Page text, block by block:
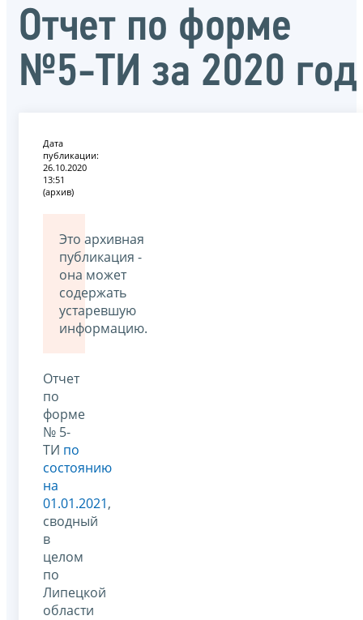
Отчет по форме
№5-ТИ за 2020 год
Дата
публикации:
26.10.2020
13:51
(архив)
Это архивная
публикация -
она может
содержать
устаревшую
информацию.
Отчет
по
форме
№ 5-
ТИ по
состоянию
на
01.01.2021,
сводный
в
целом
по
Липецкой
области